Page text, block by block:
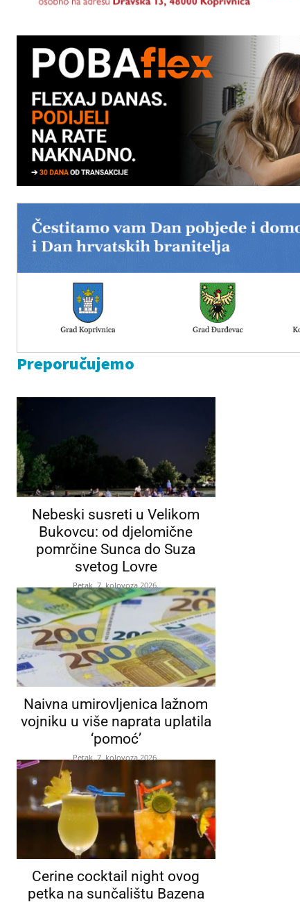
Preporučujemo
Nebeski susreti u Velikom
Bukovcu: od djelomične
pomrčine Sunca do Suza
svetog Lovre
Petak, 7. kolovoza 2026.
Naivna umirovljenica lažnom
vojniku u više naprata uplatila
‘pomoć’
Petak, 7. kolovoza 2026.
Cerine cocktail night ovog
petka na sunčalištu Bazena